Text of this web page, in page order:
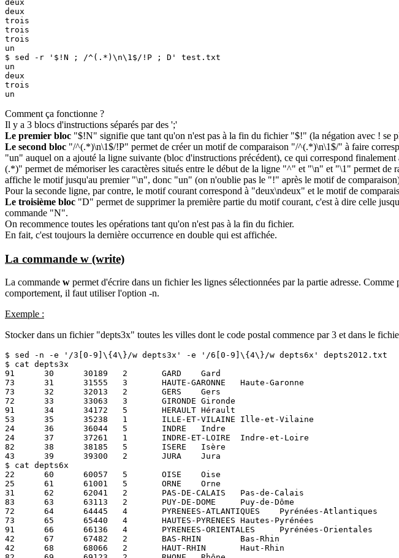
deux
deux
trois
trois
trois
un
$ sed -r '$!N ; /^(.*)\n\1$/!P ; D' test.txt
un
deux
trois
un
Comment ça fonctionne ?
Il y a 3 blocs d'instructions séparés par des ';'
Le premier bloc "$!N" signifie que tant qu'on n'est pas à la fin du fichier "$!" (la négation avec ! se
Le second bloc "/^(.*)\n\1$/!P" permet de créer un motif de comparaison "/^(.*)\n\1$/" à faire
"un" auquel on a ajouté la ligne suivante (bloc d'instructions précédent), ce qui correspond
(.*)" permet de mémoriser les caractères situés entre le début de la ligne "^" et "\n" et "\1" permet
affiche le motif jusqu'au premier "\n", donc "un" (on n'oublie pas le "!" après le motif de
Pour la seconde ligne, par contre, le motif courant correspond à "deux\ndeux" et le motif de
Le troisième bloc "D" permet de supprimer la première partie du motif courant, c'est à dire celle
commande "N".
On recommence toutes les opérations tant qu'on n'est pas à la fin du fichier.
En fait, c'est toujours la dernière occurrence en double qui est affichée.
La commande w (write)
La commande w permet d'écrire dans un fichier les lignes sélectionnées par la partie adresse. Comme
comportement, il faut utiliser l'option -n.
Exemple :
Stocker dans un fichier "depts3x" toutes les villes dont le code postal commence par 3 et dans le
$ sed -n -e '/3[0-9]\{4\}/w depts3x' -e '/6[0-9]\{4\}/w depts6x' depts2012.txt
$ cat depts3x
91      30      30189   2       GARD    Gard
73      31      31555   3       HAUTE-GARONNE   Haute-Garonne
73      32      32013   2       GERS    Gers
72      33      33063   3       GIRONDE Gironde
91      34      34172   5       HERAULT Hérault
53      35      35238   1       ILLE-ET-VILAINE Ille-et-Vilaine
24      36      36044   5       INDRE   Indre
24      37      37261   1       INDRE-ET-LOIRE  Indre-et-Loire
82      38      38185   5       ISERE   Isère
43      39      39300   2       JURA    Jura
$ cat depts6x
22      60      60057   5       OISE    Oise
25      61      61001   5       ORNE    Orne
31      62      62041   2       PAS-DE-CALAIS   Pas-de-Calais
83      63      63113   2       PUY-DE-DOME     Puy-de-Dôme
72      64      64445   4       PYRENEES-ATLANTIQUES    Pyrénées-Atlantiques
73      65      65440   4       HAUTES-PYRENEES Hautes-Pyrénées
91      66      66136   4       PYRENEES-ORIENTALES     Pyrénées-Orientales
42      67      67482   2       BAS-RHIN        Bas-Rhin
42      68      68066   2       HAUT-RHIN       Haut-Rhin